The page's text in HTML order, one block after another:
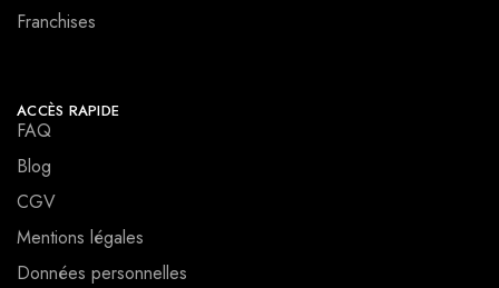
Franchises
ACCÈS RAPIDE
FAQ
Blog
CGV
Mentions légales
Données personnelles